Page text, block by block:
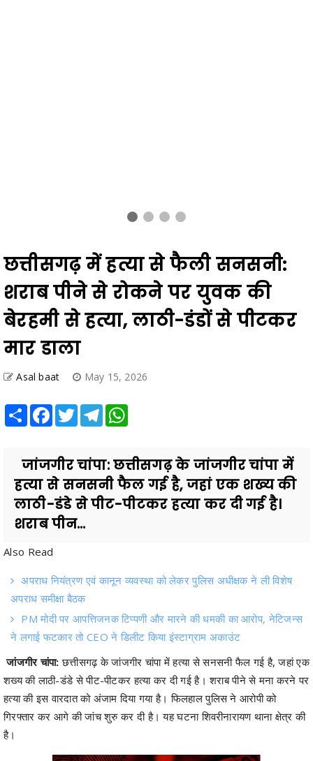
छत्तीसगढ़ में हत्या से फैली सनसनी:
शराब पीने से रोकने पर युवक की
बेरहमी से हत्या, लाठी-डंडों से पीटकर
मार डाला
जांजगीर चांपा: छत्तीसगढ़ के जांजगीर चांपा में
लाठी-डंडे से पीट-पीटकर हत्या कर दी गई है।
शराब पीन...
Also Read
अपराध समीक्षा बैठक
PM मोदी पर आपत्तिजनक टिप्पणी और मारने की धमकी का आरोप, नेटिजन्स
ने लगाई फटकार तो CEO ने डिलीट किया इंस्टाग्राम अकाउंट
जांजगीर चांपा:छत्तीसगढ़ के जांजगीर चांपा में हत्या से सनसनी फैल गई है, जहां एक
शख्य की लाठी-डंडे से पीट-पीटकर हत्या कर दी गई है। शराब पीने से मना करने पर
हत्या की इस वारदात को अंजाम दिया गया है। फिलहाल पुलिस ने आरोपी को
गिरफ्तार कर आगे की जांच शुरु कर दी है। यह घटना शिवरीनारायण थाना क्षेत्र की
है।